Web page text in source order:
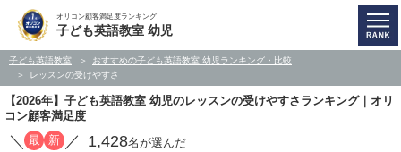
オリコン顧客満足度ランキング
子ども英語教室 幼児
子ども英語教室
おすすめの子ども英語教室 幼児ランキング・比較
レッスンの受けやすさ
【2026年】子ども英語教室 幼児のレッスンの受けやすさランキング｜オリ
コン顧客満足度
／ 最 新 ／ 1,428名が選んだ